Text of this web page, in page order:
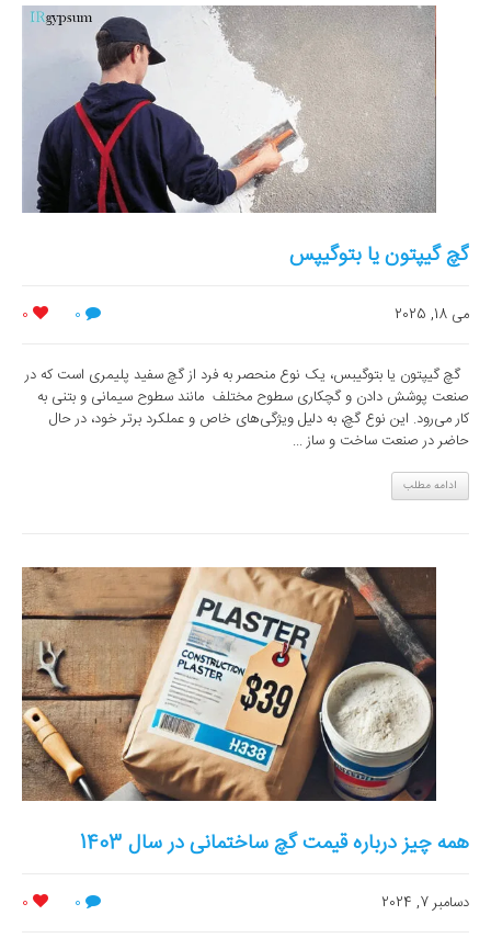
گچ گیپتون یا بتوگیپس
می 18, 2025
گچ گیپتون یا بتوگیبس، یک نوع منحصر به فرد از گچ سفید پلیمری است که در
صنعت پوشش دادن و گچکاری سطوح مختلف مانند سطوح سیمانی و بتنی به
کار می‌رود. این نوع گچ، به دلیل ویژگی‌های خاص و عملکرد برتر خود، در حال
حاضر در صنعت ساخت و ساز ...
ادامه مطلب
همه چیز درباره قیمت گچ ساختمانی در سال 1403
دسامبر 7, 2024